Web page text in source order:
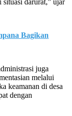
situasi darurat,” ujar
Bagikan
juga
melalui
keamanan di desa
dengan